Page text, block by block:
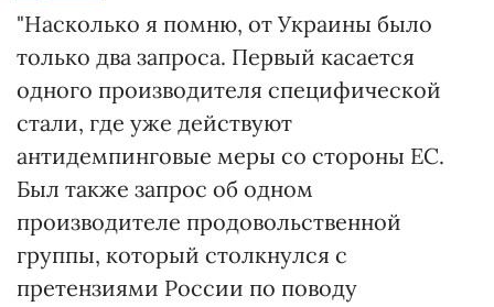
"Насколько я помню, от Украины было
только два запроса. Первый касается
одного производителя специфической
стали, где уже действуют
антидемпинговые меры со стороны ЕС.
Был также запрос об одном
производителе продовольственной
группы, который столкнулся с
претензиями России по поводу